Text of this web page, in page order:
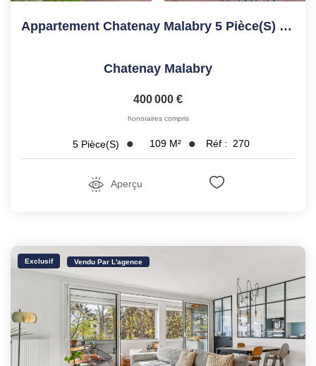
Appartement Chatenay Malabry 5 Pièce(s) 109.19 M2
Chatenay Malabry
400 000 €
honoraires compris
5 Pièce(s) 109 M² Réf : 270
Aperçu
Exclusif Vendu Par L'agence